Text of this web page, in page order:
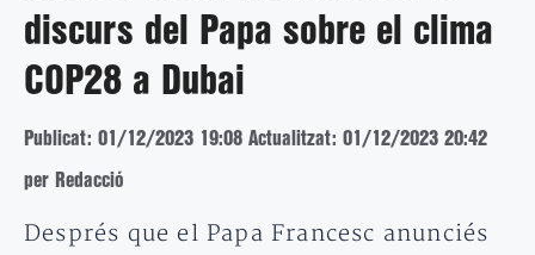
discurs del Papa sobre el clima
COP28 a Dubai
Publicat: 01/12/2023 19:08 Actualitzat: 01/12/2023 20:42
per Redacció
Després que el Papa Francesc anunciés